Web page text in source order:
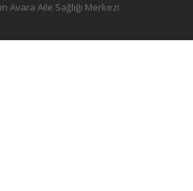
Avara Aile Sağlığı Merkezi